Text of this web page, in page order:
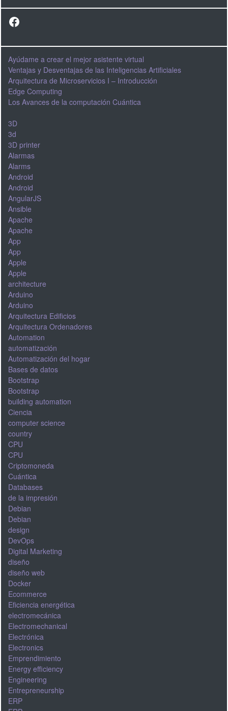
Facebook
Ayúdame a crear el mejor asistente virtual
Ventajas y Desventajas de las Inteligencias Artificiales
Arquitectura de Microservicios I – Introducción
Edge Computing
Los Avances de la computación Cuántica
3D
3d
3D printer
Alarmas
Alarms
Android
Android
AngularJS
Ansible
Apache
Apache
App
App
Apple
Apple
architecture
Arduino
Arduino
Arquitectura Edificios
Arquitectura Ordenadores
Automation
automatización
Automatización del hogar
Bases de datos
Bootstrap
Bootstrap
building automation
Ciencia
computer science
country
CPU
CPU
Criptomoneda
Cuántica
Databases
de la impresión
Debian
Debian
design
DevOps
Digital Marketing
diseño
diseño web
Docker
Ecommerce
Eficiencia energética
electromecánica
Electromechanical
Electrónica
Electronics
Emprendimiento
Energy efficiency
Engineering
Entrepreneurship
ERP